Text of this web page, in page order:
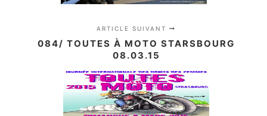
ARTICLE SUIVANT
084/ TOUTES À MOTO STARSBOURG
08.03.15